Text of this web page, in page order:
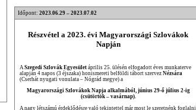
Időpont: 2023.06.29 – 2023.07.02
Részvétel a 2023. évi Magyarországi Szlovákok
Napján
ASzegedi Szlovák Egyesület április 25. ülésén elfogadott éves munkaterve
alapján 4 napos (3 éjszaka) honismereti belföldi tábort szervez Nézsára
(Cserhát nyugati vonulata – Nógrád megye) a
Magyarországi Szlovákok Napja alkalmából, június 29-ő július 2-ig
(csütörtök – vasárnap).
A nagy létszámú érdeklődésre való tekintettel már most le szeretnénk foglalni